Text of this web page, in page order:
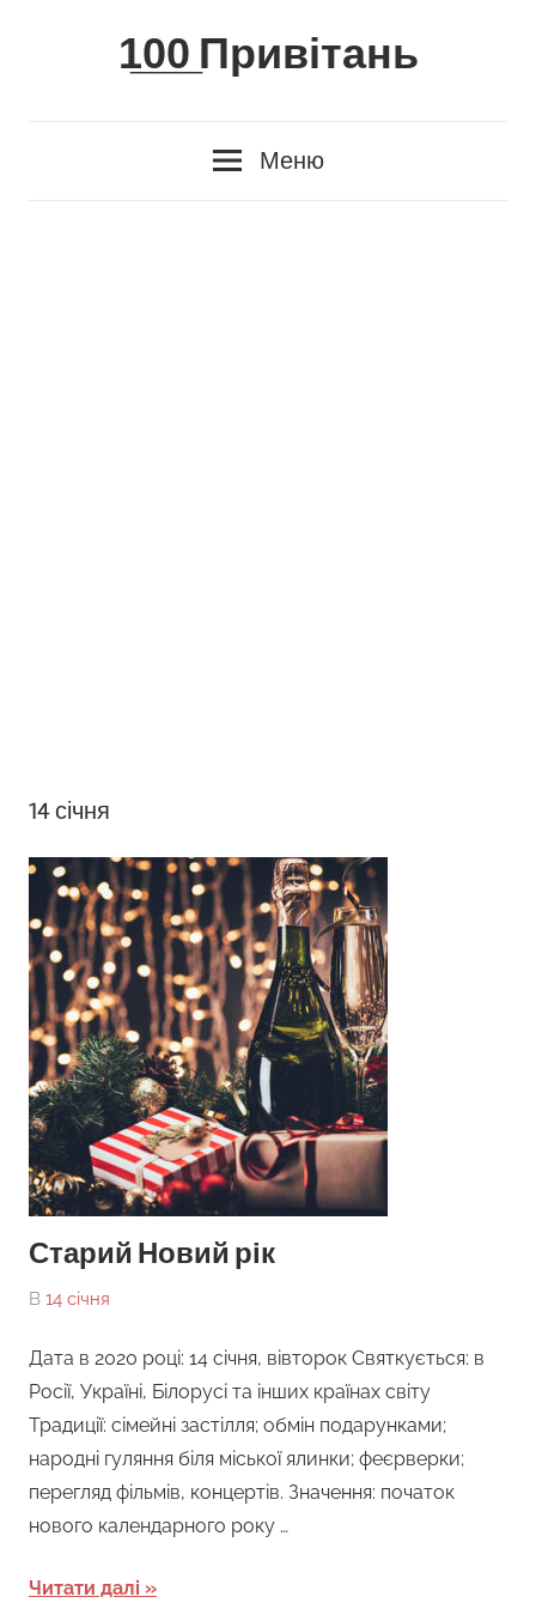
1̲0̲0̲ Привітань
Меню
14 січня
Старий Новий рік
On
By
В 14 січня
Дата в 2020 році: 14 січня, вівторок Святкується: в
Росії, Україні, Білорусі та інших країнах світу
Традиції: сімейні застілля; обмін подарунками;
народні гуляння біля міської ялинки; феєрверки;
перегляд фільмів, концертів. Значення: початок
нового календарного року …
Читати далі